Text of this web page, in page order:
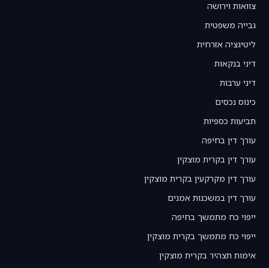
צוואות וירושה
גבייה משפטית
ליטיגציה אזרחית
דיני בנקאות
דיני ערבות
כינוס נכסים
תביעות כספיות
עורך דין בחיפה
עורך דין בקרית מוצקין
עורך דין מקרקעין בקרית מוצקין
עורך דין במשכנות אמנים
ייפוי כח מתמשך בחיפה
ייפוי כח מתמשך בקרית מוצקין
אימות תצהיר בקרית מוצקין